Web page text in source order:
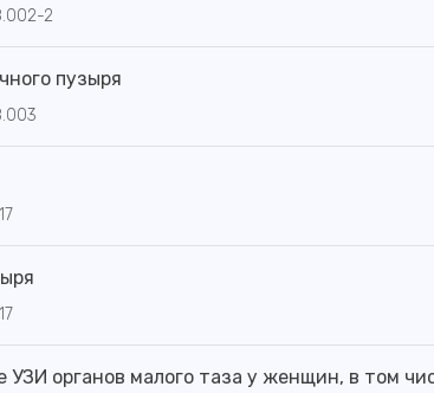
2
пузыря
УЗИ органов малого таза у женщин, в том